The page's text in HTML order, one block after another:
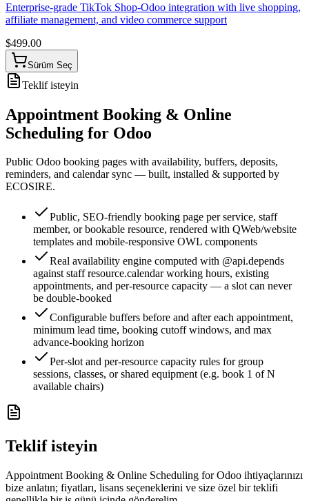
Enterprise-grade TikTok Shop-Odoo integration with live shopping,
affiliate management, and video commerce support
$499.00
Sürüm Seç
Teklif isteyin
Appointment Booking & Online
Scheduling for Odoo
Public Odoo booking pages with availability, buffers, deposits,
reminders, and calendar sync — built, installed & supported by
ECOSIRE.
Public, SEO-friendly booking page per service, staff
member, or bookable resource, rendered with QWeb/website
templates and mobile-responsive OWL components
Real availability engine computed with @api.depends
against staff resource.calendar working hours, existing
appointments, and per-resource capacity — a slot can never
be double-booked
Configurable buffers before and after each appointment,
minimum lead time, booking cutoff windows, and max
advance-booking horizon
Per-slot and per-resource capacity rules for group
sessions, classes, or shared equipment (e.g. book 1 of N
available chairs)
Teklif isteyin
Appointment Booking & Online Scheduling for Odoo ihtiyaçlarınızı
bize anlatın; fiyatları, lisans seçeneklerini ve size özel bir teklifi